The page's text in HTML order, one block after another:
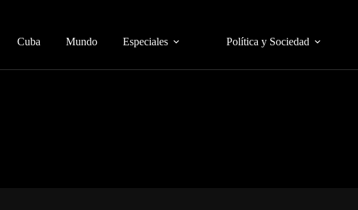
Cuba Mundo Especiales Política y Sociedad